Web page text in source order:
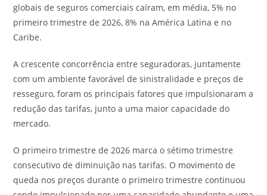
globais de seguros comerciais caíram, em média, 5% no
primeiro trimestre de 2026, 8% na América Latina e no
Caribe.
A crescente concorrência entre seguradoras, juntamente
com um ambiente favorável de sinistralidade e preços de
resseguro, foram os principais fatores que impulsionaram a
redução das tarifas, junto a uma maior capacidade do
mercado.
O primeiro trimestre de 2026 marca o sétimo trimestre
consecutivo de diminuição nas tarifas. O movimento de
queda nos preços durante o primeiro trimestre continuou